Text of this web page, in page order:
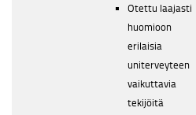
Otettu laajasti
huomioon
erilaisia
uniterveyteen
vaikuttavia
tekijöitä